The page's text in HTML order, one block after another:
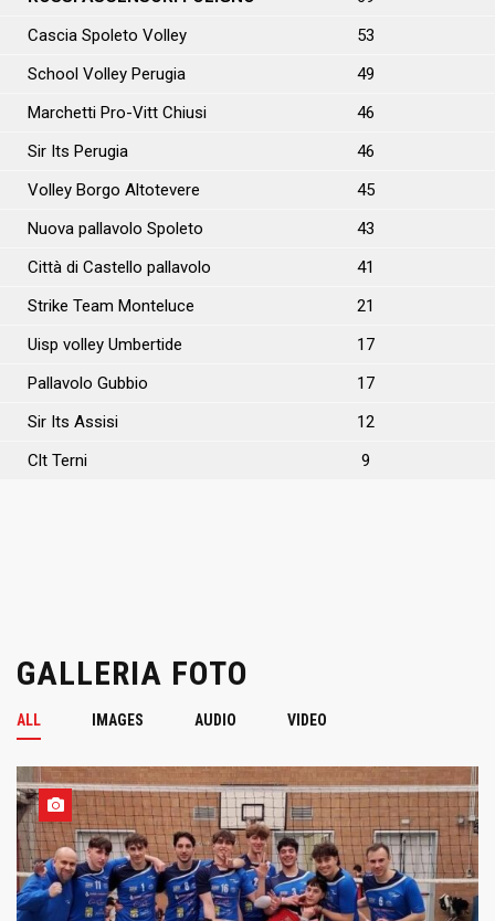
Cascia Spoleto Volley
53
School Volley Perugia
49
Marchetti Pro-Vitt Chiusi
46
Sir Its Perugia
46
Volley Borgo Altotevere
45
Nuova pallavolo Spoleto
43
Città di Castello pallavolo
41
Strike Team Monteluce
21
Uisp volley Umbertide
17
Pallavolo Gubbio
17
Sir Its Assisi
12
Clt Terni
9
GALLERIA FOTO
ALL IMAGES AUDIO VIDEO